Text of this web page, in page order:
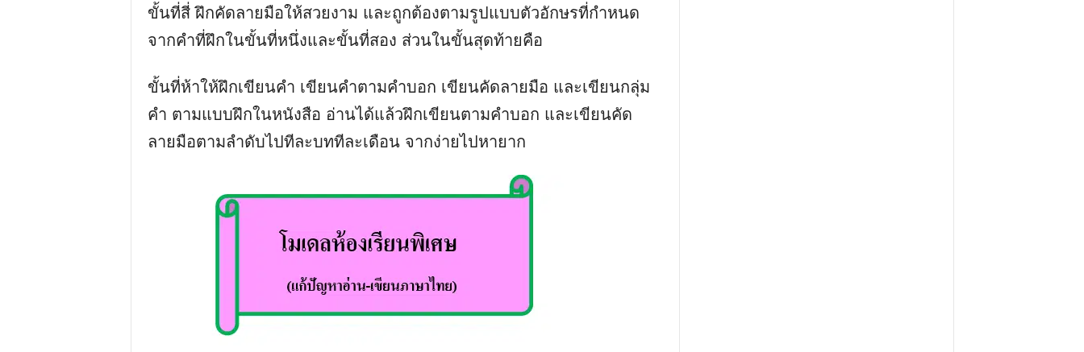
ขั้นที่สี่ ฝึกคัดลายมือให้สวยงาม และถูกต้องตามรูปแบบตัวอักษรที่กำหนด
จากคำที่ฝึกในขั้นที่หนึ่งและขั้นที่สอง ส่วนในขั้นสุดท้ายคือ
ขั้นที่ห้าให้ฝึกเขียนคำ เขียนคำตามคำบอก เขียนคัดลายมือ และเขียนกลุ่ม
คำ ตามแบบฝึกในหนังสือ อ่านได้แล้วฝึกเขียนตามคำบอก และเขียนคัด
ลายมือตามลำดับไปทีละบททีละเดือน จากง่ายไปหายาก